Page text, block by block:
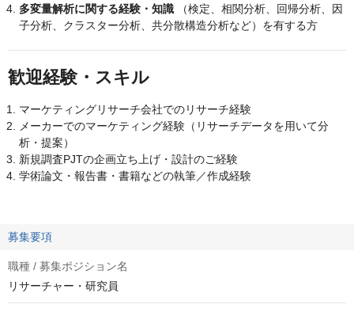
多変量解析に関する経験・知識 （検定、相関分析、回帰分析、因
子分析、クラスター分析、共分散構造分析など）を有する方
歓迎経験・スキル
マーケティングリサーチ会社でのリサーチ経験
メーカーでのマーケティング経験（リサーチデータを用いて分
析・提案）
新規調査PJTの企画立ち上げ・設計のご経験
学術論文・報告書・書籍などの執筆／作成経験
募集要項
職種 / 募集ポジション名
リサーチャー・研究員